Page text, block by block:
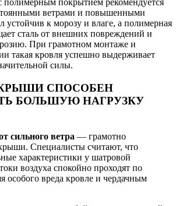
полимерным покрытием рекомендуется
ветрами и повышенными
устойчив к морозу и влаге, а полимерная
сталь от внешних повреждений и
При грамотном монтаже и
такая кровля успешно выдерживает
силы.
СПОСОБЕН
БОЛЬШУЮ НАГРУЗКУ
сильного ветра — грамотно
Специалисты считают, что
характеристики у шатровой
воздуха спокойно проходят по
особого вреда кровле и чердачным